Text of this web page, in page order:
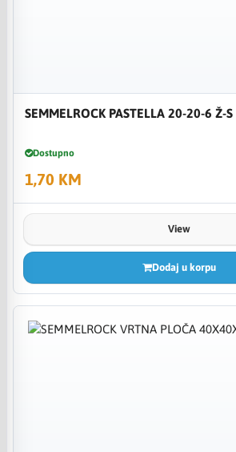
SEMMELROCK PASTELLA 20-20-6 Ž-S
Dostupno
1,70 KM
View
Dodaj u korpu